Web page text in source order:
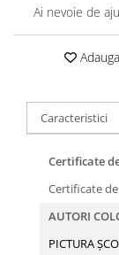
Ai nevoie de
Caracteristici
Certificate
Certificate de
AUTORI
PICTURA